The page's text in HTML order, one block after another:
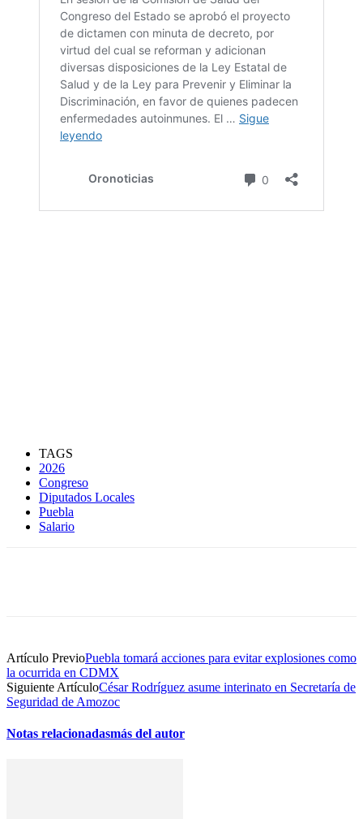
TAGS
2026
Congreso
Diputados Locales
Puebla
Salario
Artículo PrevioPuebla tomará acciones para evitar explosiones como
la ocurrida en CDMX
Siguiente ArtículoCésar Rodríguez asume interinato en Secretaría de
Seguridad de Amozoc
Notas relacionadasmás del autor